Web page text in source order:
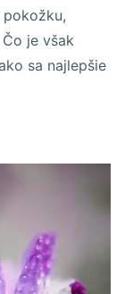
pokožku,
je však
sa najlepšie